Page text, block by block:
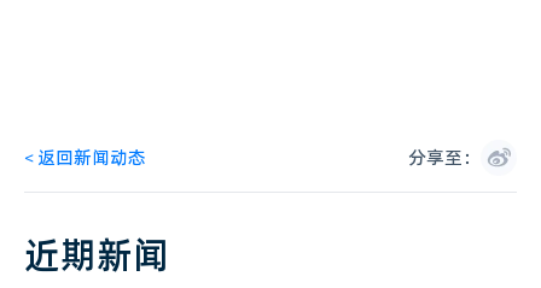
< 返回新闻动态 分享至：
近期新闻